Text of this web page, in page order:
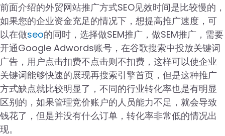
前面介绍的外贸网站推广方式SEO见效时间是比较慢的，
如果您的企业资金充足的情况下，想提高推广速度，可
以在做seo的同时，选择做SEM推广，做SEM推广，需要
开通Google Adwords账号，在谷歌搜索中投放关键词
广告，用户点击扣费不点击则不扣费，这样可以使企业
关键词能够快速的展现再搜索引擎首页，但是这种推广
方式缺点就比较明显了，不同的行业转化率也是有明显
区别的，如果管理竞价账户的人员能力不足，就会导致
钱花了，但是并没有什么订单，转化率非常低的情况出
现。